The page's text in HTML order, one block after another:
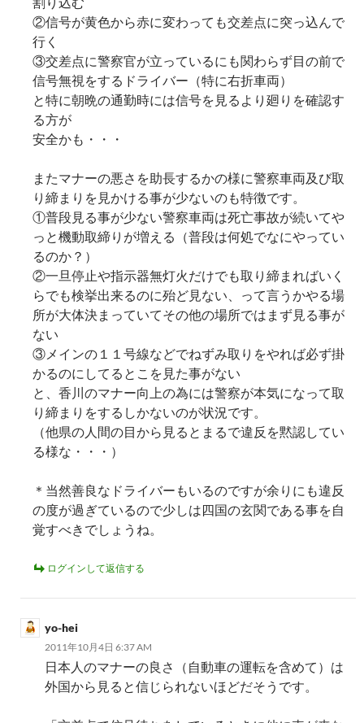
②信号が黄色から赤に変わっても交差点に突っ込んで
行く
③交差点に警察官が立っているにも関わらず目の前で
信号無視をするドライバー（特に右折車両）
と特に朝晩の通勤時には信号を見るより廻りを確認す
る方が
安全かも・・・
またマナーの悪さを助長するかの様に警察車両及び取
り締まりを見かける事が少ないのも特徴です。
①普段見る事が少ない警察車両は死亡事故が続いてや
っと機動取締りが増える（普段は何処でなにやってい
るのか？）
②一旦停止や指示器無灯火だけでも取り締まればいく
らでも検挙出来るのに殆ど見ない、って言うかやる場
所が大体決まっていてその他の場所ではまず見る事が
ない
③メインの１１号線などでねずみ取りをやれば必ず掛
かるのにしてるとこを見た事がない
と、香川のマナー向上の為には警察が本気になって取
り締まりをするしかないのが状況です。
（他県の人間の目から見るとまるで違反を黙認してい
る様な・・・）
＊当然善良なドライバーもいるのですが余りにも違反
の度が過ぎているので少しは四国の玄関である事を自
覚すべきでしょうね。
ログインして返信する
yo-hei
2011年10月4日 6:37 AM
日本人のマナーの良さ（自動車の運転を含めて）は
外国から見ると信じられないほどだそうです。